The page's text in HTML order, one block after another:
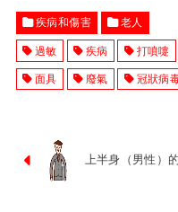
疾病和傷害 老人
過敏 疾病 打噴嚏
面具 廢氣 冠狀病
上半身（男性）